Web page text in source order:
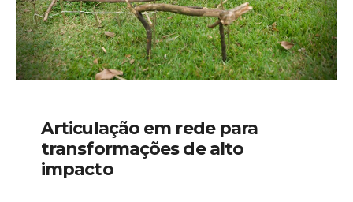
Articulação em rede para
transformações de alto
impacto